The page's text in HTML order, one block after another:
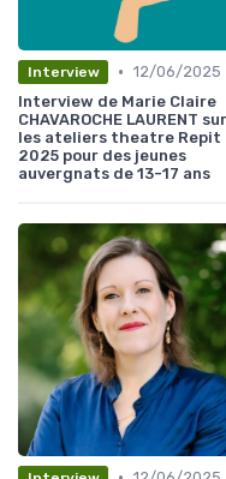
Interview • 12/06/2025
Interview de Marie Claire
CHAVAROCHE LAURENT sur
les ateliers theatre Repit
2025 pour des jeunes
auvergnats de 13-17 ans